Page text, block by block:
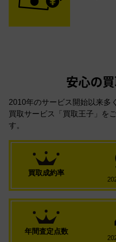
安心の
2010年のサービス開始以来多
買取サービス「買取王子」を
す。
買取成約率
年間査定点数